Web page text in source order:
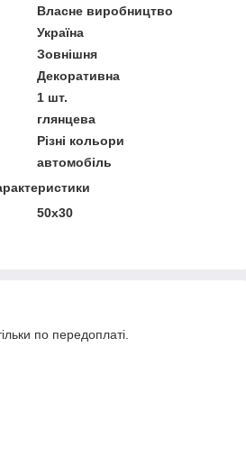
Власне виробництво
Україна
Зовнішня
Декоративна
1 шт.
глянцева
Різні кольори
автомобіль
50х30
по передоплаті.